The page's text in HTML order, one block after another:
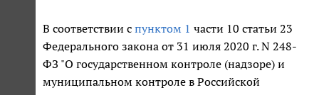
В соответствии с пунктом 1 части 10 статьи 23
Федерального закона от 31 июля 2020 г. N 248-
ФЗ "О государственном контроле (надзоре) и
муниципальном контроле в Российской